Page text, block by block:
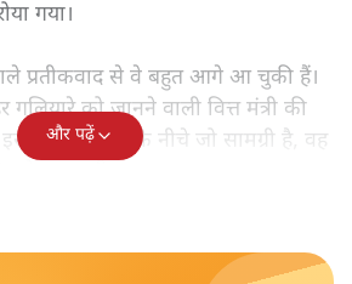
आसानी से रिकॉर्ड बुक में दर्ज हो गईं।
कितनी दूर तक ले जा सकती है।
से भरी थी। भाषण 90 मिनट चला और
गया जो बजट‑दिवस की पूरी रस्में
गया।